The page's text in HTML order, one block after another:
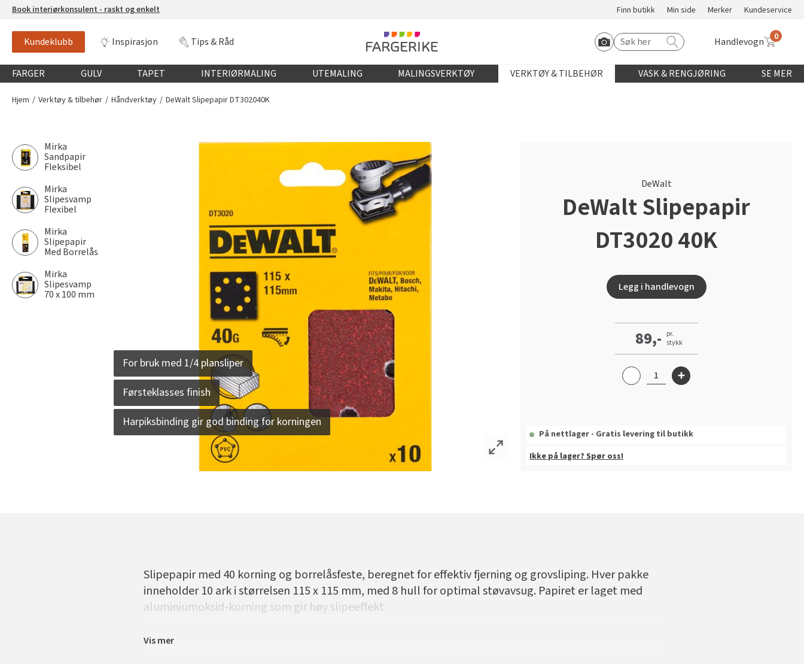
Book interiørkonsulent - raskt og enkelt Finn butikk Min side Merker Kundeservice
Kundeklubb Inspirasjon Tips & Råd Start Roomvo
Søk etter: Handlevogn 0
Globalnavigasjon mobil
FARGER GULV TAPET INTERIØRMALING UTEMALING MALINGSVERKTØY VERKTØY & TILBEHØR VASK & RENGJØRING SE MER
Hjem Verktøy & tilbehør Håndverktøy DeWalt Slipepapir DT302040K
Mirka
Sandpapir
Fleksibel
Mirka
Slipesvamp
Flexibel
Mirka
Slipepapir
Med Borrelås
Mirka
Slipesvamp
70 x 100 mm
For bruk med 1/4 plansliper
Førsteklasses finish
Harpiksbinding gir god binding for korningen
DeWalt
DeWalt Slipepapir
DT3020 40K
Legg i handlevogn
89,- pr.
stykk
På nettlager - Gratis levering til butikk
Ikke på lager? Spør oss!
Slipepapir med 40 korning og borrelåsfeste, beregnet for effektiv fjerning og grovsliping. Hver pakke
inneholder 10 ark i størrelsen 115 x 115 mm, med 8 hull for optimal støvavsug. Papiret er laget med
aluminiumoksid-korning som gir høy slipeeffekt
Vis mer